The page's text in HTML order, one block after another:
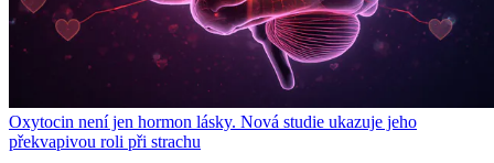
Oxytocin není jen hormon lásky. Nová studie ukazuje jeho
překvapivou roli při strachu